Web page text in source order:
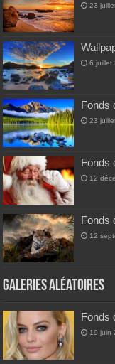
23
6 juillet
Fonds
23
Fonds
12
Fonds
12
Galeries Aléatoires
Fonds
19 juin